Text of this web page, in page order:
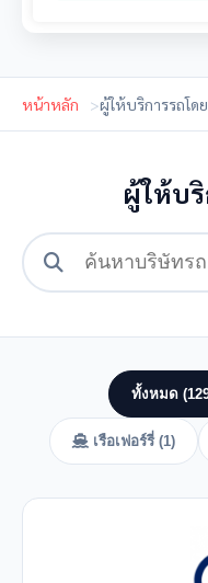
หน้าหลัก ผู้ให้บริการรถโด
ผู้ให้บ
ทั้งหมด
เรือเฟอร์รี่ (1)